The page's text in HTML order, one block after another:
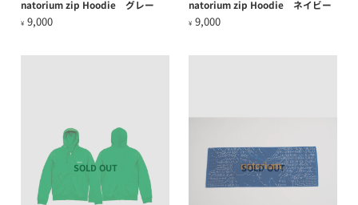
natorium zip Hoodie グレー
¥ 9,000
natorium zip Hoodie ネイビー
¥ 9,000
SOLD OUT SOLD OUT